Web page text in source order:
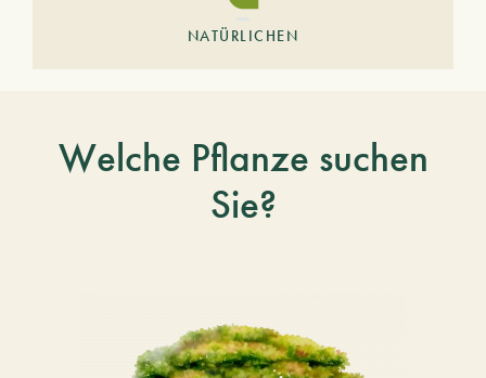
NATÜRLICHEN
Welche Pflanze suchen
Sie?